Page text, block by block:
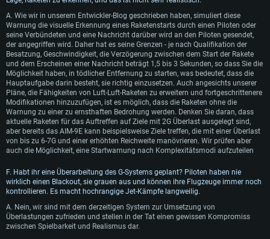
SYSTEMANFORDERUNGEN
Für PC
Für MAC
Für Linux
Mindestanforderungen
Betriebssystem: Windows 10 (64bit)
Arbeitsspeicher: 4GB
DirectX 11 fähige Grafikkarte: AMD Radeon 77XX / NVIDIA GeForce GTX
660; die geringste Auflösung für das Spiel beträgt 720p
Netzwerk: Breitband-Internetverbindung
Mindestanforderungen
Betriebssystem: Mac OS Big Sur 11.0 oder neuer
unterstützt)
Arbeitsspeicher: 6 GB
Grafikkarte: Intel Iris Pro 5200 oder analoge AMD / Nvidia für Mac. Die
geringste Auflösung des Spiels beträgt 720p mit Metal Support
Netzwerk: Breitband-Internetverbindung
Mindestanforderungen
Betriebssystem: neueste 64bit Linux Systeme
Arbeitsspeicher: 4 GB
Grafikkarte: NVIDIA 660 mit den neuesten Treibern (nicht älter als 6
Monate) / vergleichbare AMD mit den neuesten Treibern (nicht älter als 6
Monate); die geringste Auflösung für das Spiel beträgt 720p mit Vulkan
Support
A. Wie wir in unserem Entwickler-Blog geschrieben haben, simuliert diese
Warnung die visuelle Erkennung eines Raketenstarts durch einen Piloten oder
seine Verbündeten und eine Nachricht darüber wird an den Piloten gesendet,
der angegriffen wird. Daher hat es seine Grenzen - je nach Qualifikation der
Besatzung, Geschwindigkeit, die Verzögerung zwischen dem Start der Rakete
und dem Erscheinen einer Nachricht beträgt 1,5 bis 3 Sekunden, so dass Sie die
Möglichkeit haben, in tödlicher Entfernung zu starten, was bedeutet, dass die
Hauptaufgabe darin besteht, sie richtig einzusetzen. Auch angesichts unserer
Pläne, die Fähigkeiten von Luft-Luft-Raketen zu erweitern und fortgeschrittenere
Modifikationen hinzuzufügen, ist es möglich, dass die Raketen ohne die
Warnung zu einer zu ernsthaften Bedrohung werden. Denken Sie daran, dass
aktuelle Raketen für das Auftreffen auf Ziele mit 2G Überlast ausgelegt sind,
aber bereits das AIM-9E kann beispielsweise Ziele treffen, die mit einer Überlast
von bis zu 6-7G und einer erhöhten Reichweite manövrieren. Wir prüfen aber
auch die Möglichkeit, eine Startwarnung nach Komplexitätsmodi aufzuteilen
F. Habt ihr eine Überarbeitung des G-Systems geplant? Piloten haben nie
wirklich einen Blackout, sie grauen aus und können ihre Flugzeuge immer noch
kontrollieren. Es macht hochrangige Jet-Kämpfe langweilig.
A. Nein, wir sind mit dem derzeitigen System zur Umsetzung von
Überlastungen zufrieden und stellen in der Tat einen gewissen Kompromiss
zwischen Spielbarkeit und Realismus dar.